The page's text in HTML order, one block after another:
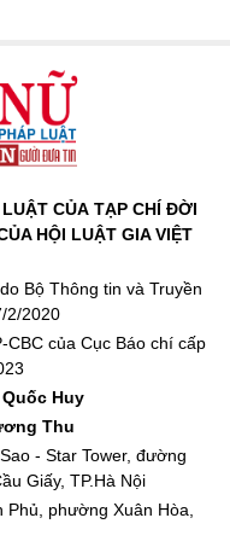
CỦA TẠP CHÍ ĐỜI
HỘI LUẬT GIA VIỆT
Bộ Thông tin và Truyền
2/2020
của Cục Báo chí cấp
Quốc Huy
Thu
- Star Tower, đường
Giấy, TP.Hà Nội
Phủ, phường Xuân Hòa,